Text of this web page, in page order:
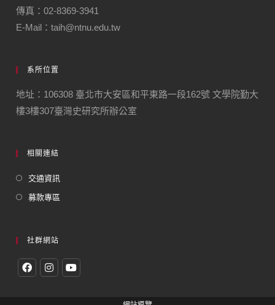
傳真：02-8369-3941
E-Mail：taih@ntnu.edu.tw
系所位置
地址：106308 臺北市大安區和平東路一段162號 文學院勤大
樓3樓307臺灣史研究所辦公室
相關連結
交通資訊
募款專區
社群網站